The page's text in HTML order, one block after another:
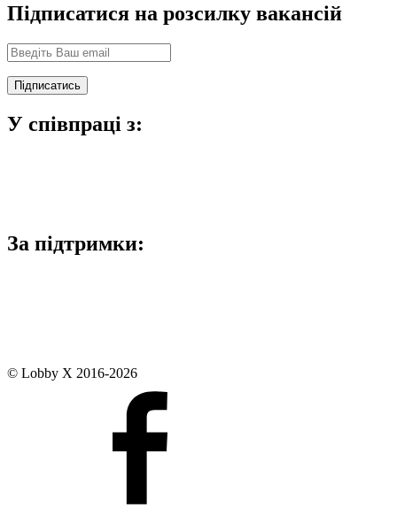
Підписатися на розсилку вакансій
У співпраці з:
За підтримки:
© Lobby X 2016-2026